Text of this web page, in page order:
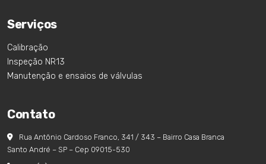
Serviços
Calibração
Inspeção NR13
Manutenção e ensaios de válvulas
Contato
Rua Antônio Cardoso Franco, 341 / 343 – Bairro Casa Branca
Santo André – SP – Cep 09015-530